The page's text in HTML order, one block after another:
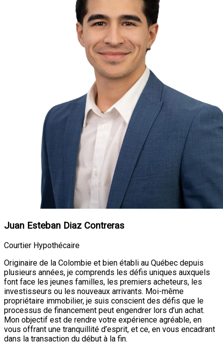
Juan Esteban Diaz Contreras
Courtier Hypothécaire
Originaire de la Colombie et bien établi au Québec depuis
plusieurs années, je comprends les défis uniques auxquels
font face les jeunes familles, les premiers acheteurs, les
investisseurs ou les nouveaux arrivants. Moi-même
propriétaire immobilier, je suis conscient des défis que le
processus de financement peut engendrer lors d’un achat.
Mon objectif est de rendre votre expérience agréable, en
vous offrant une tranquillité d’esprit, et ce, en vous encadrant
dans la transaction du début à la fin.